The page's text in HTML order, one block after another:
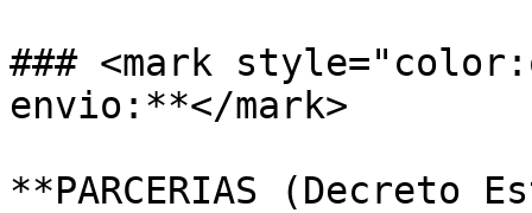
### <mark
envio:**</mark>
**PARCERIAS (Decreto